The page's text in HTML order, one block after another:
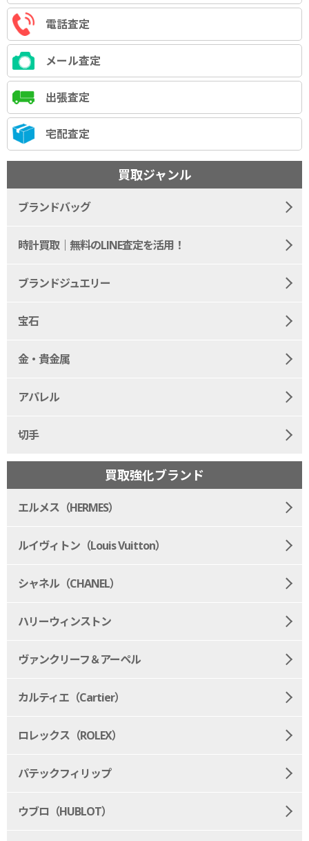
電話査定
メール査定
出張査定
宅配査定
買取ジャンル
ブランドバッグ
時計買取｜無料のLINE査定を活用！
ブランドジュエリー
宝石
金・貴金属
アパレル
切手
買取強化ブランド
エルメス（HERMES）
ルイヴィトン（Louis Vuitton）
シャネル（CHANEL）
ハリーウィンストン
ヴァンクリーフ＆アーペル
カルティエ（Cartier）
ロレックス（ROLEX）
パテックフィリップ
ウブロ（HUBLOT）